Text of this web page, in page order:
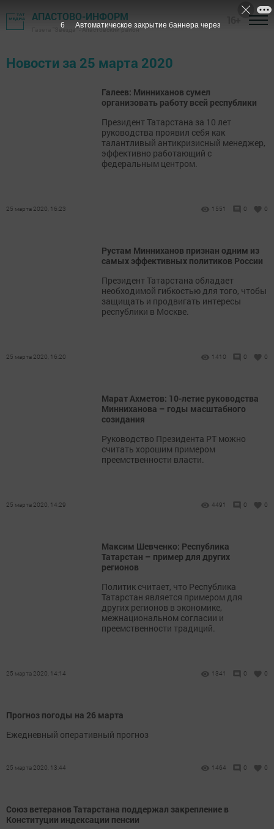
АПАСТОВО-ИНФОРМ
Газета "Звезда" - Апастовский район
Новости за 25 марта 2020
Галеев: Минниханов сумел
организовать работу всей республики
Президент Татарстана за 10 лет
руководства проявил себя как
талантливый антикризисный менеджер,
эффективно работающий с
федеральным центром.
25 марта 2020, 16:23 1551 0 0
Рустам Минниханов признан одним из
самых эффективных политиков России
Президент Татарстана обладает
необходимой гибкостью для того, чтобы
защищать и продвигать интересы
республики в Москве.
25 марта 2020, 16:20 1410 0 0
Марат Ахметов: 10-летие руководства
Минниханова – годы масштабного
созидания
Руководство Президента РТ можно
считать хорошим примером
преемственности власти.
25 марта 2020, 14:29 4491 0 0
Максим Шевченко: Республика
Татарстан – пример для других
регионов
Политик считает, что Республика
Татарстан является примером для
других регионов в экономике,
межнациональном согласии и
преемственности традиций.
25 марта 2020, 14:14 1341 0 0
Прогноз погоды на 26 марта
Ежедневный оперативный прогноз
25 марта 2020, 13:44 1464 0 0
Союз ветеранов Татарстана поддержал закрепление в
Конституции индексации пенсии
6 Автоматическое закрытие баннера через